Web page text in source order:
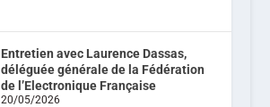
Entretien avec Laurence Dassas,
déléguée générale de la Fédération
de l’Electronique Française
20/05/2026